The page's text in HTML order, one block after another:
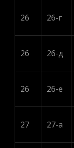
26 26-г
26 26-д
26 26-е
27 27-а